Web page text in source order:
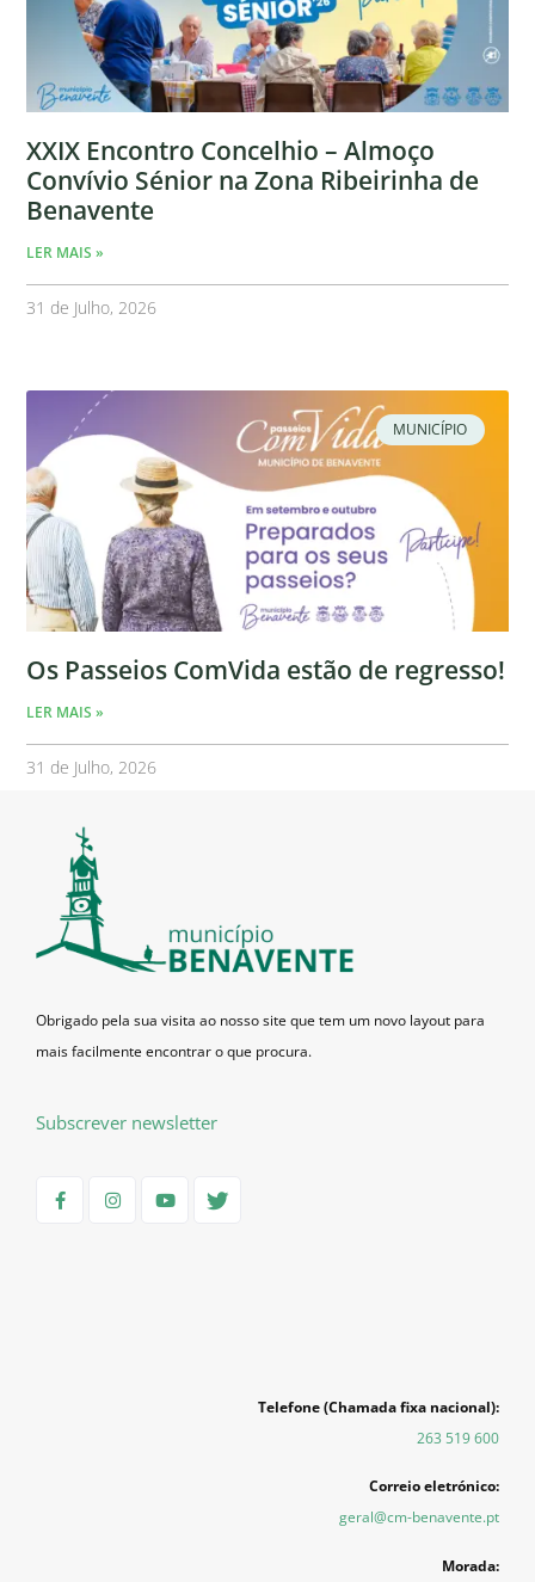
XXIX Encontro Concelhio – Almoço
Convívio Sénior na Zona Ribeirinha de
Benavente
LER MAIS »
31 de Julho, 2026
MUNICÍPIO
Os Passeios ComVida estão de regresso!
LER MAIS »
31 de Julho, 2026
Obrigado pela sua visita ao nosso site que tem um novo layout para
mais facilmente encontrar o que procura.
Subscrever newsletter
Telefone (Chamada fixa nacional):
263 519 600
Correio eletrónico:
geral@cm-benavente.pt
Morada: